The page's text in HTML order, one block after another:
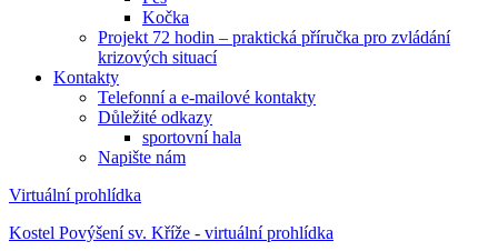
Kočka
Projekt 72 hodin – praktická příručka pro zvládání
krizových situací
Kontakty
Telefonní a e-mailové kontakty
Důležité odkazy
sportovní hala
Napište nám
Virtuální prohlídka
Kostel Povýšení sv. Kříže - virtuální prohlídka